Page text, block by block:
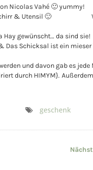
Nicolas Vahé 🙂 yummy!
& Utensil 🙂
Hay gewünscht… da sind sie!
Das Schicksal ist ein mieser
und davon gab es jede
durch HIMYM}.
geschenk